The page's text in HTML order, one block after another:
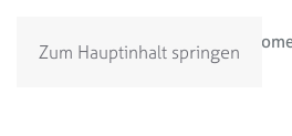
Zum Hauptinhalt springen
Deutsch